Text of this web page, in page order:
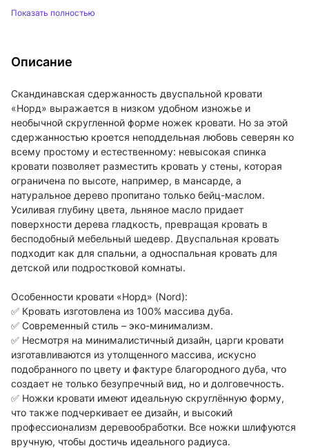
Показать полностью
Описание
Скандинавская сдержанность двуспальной кровати
«Норд» выражается в низком удобном изножье и
необычной скругленной форме ножек кровати. Но за этой
сдержанностью кроется неподдельная любовь северян ко
всему простому и естественному: невысокая спинка
кровати позволяет разместить кровать у стены, которая
ограничена по высоте, например, в мансарде, а
натуральное дерево пропитано только бейц-маслом.
Усиливая глубину цвета, льняное масло придает
поверхности дерева гладкость, превращая кровать в
бесподобный мебельный шедевр. Двуспальная кровать
подходит как для спальни, а односпальная кровать для
детской или подростковой комнаты.
Особенности кровати «Норд» (Nord):
✅ Кровать изготовлена из 100% массива дуба.
✅ Современный стиль – эко-минимализм.
✅ Несмотря на минималистичный дизайн, царги кровати
изготавливаются из утолщенного массива, искусно
подобранного по цвету и фактуре благородного дуба, что
создает не только безупречный вид, но и долговечность.
✅ Ножки кровати имеют идеальную скруглённую форму,
что также подчеркивает ее дизайн, и высокий
профессионализм деревообработки. Все ножки шлифуются
вручную, чтобы достичь идеального радиуса.